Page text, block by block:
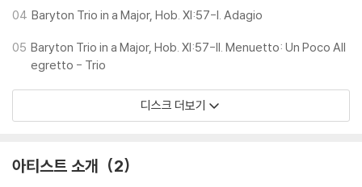
04 Baryton Trio in a Major, Hob. XI:57-I. Adagio
05 Baryton Trio in a Major, Hob. XI:57-II. Menuetto: Un Poco All
egretto - Trio
디스크 더보기
아티스트 소개 2